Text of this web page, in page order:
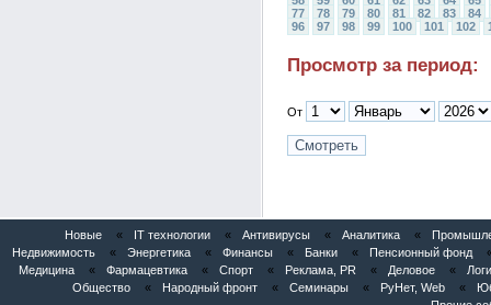
77
78 79 80 81 82 83
84
96
97 98 99 100 101 102
Просмотр за период:
От
Новые « IT технологии « Антивирусы « Аналитика «
Недвижимость
« Энергетика « Финансы « Банки « Пенсионный фонд
Медицина
« Фармацевтика « Спорт « Реклама, PR « Деловое «
Общество
« Народный фронт « Семинары « РуНет, Web «